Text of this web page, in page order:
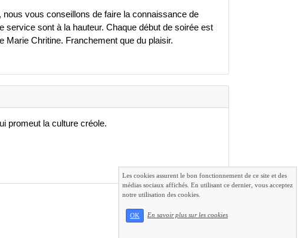
vous conseillons de faire la connaissance de
service sont à la hauteur. Chaque début de soirée est
Marie Chritine. Franchement que du plaisir.
promeut la culture créole.
Les cookies assurent le bon fonctionnement de ce site et des
médias sociaux affichés. En utilisant ce dernier, vous acceptez
notre utilisation des cookies.
OK En savoir plus sur les cookies